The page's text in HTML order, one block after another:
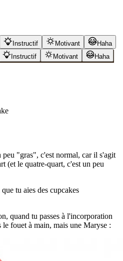
Instructif Motivant
Haha
Instructif Motivant
Haha
peu "gras", c'est normal, car il s'agit
(et le quatre-quart, c'est un peu
tu aies des cupcakes
quand tu passes à l'incorporation
fouet à main, mais une Maryse :